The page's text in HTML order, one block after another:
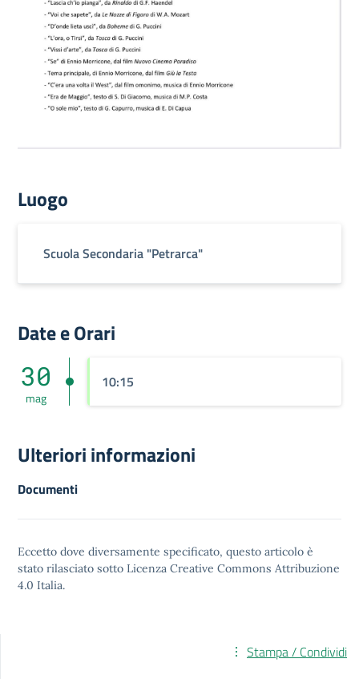
Luogo
Scuola Secondaria "Petrarca"
Date e Orari
30
mag
10:15
Ulteriori informazioni
Documenti
Eccetto dove diversamente specificato, questo articolo è
stato rilasciato sotto Licenza Creative Commons Attribuzione
4.0 Italia.
Stampa / Condividi